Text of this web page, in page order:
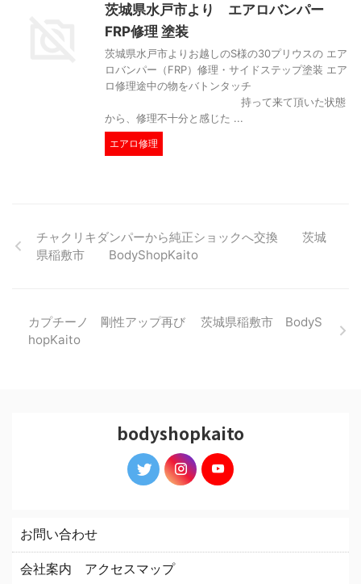
茨城県水戸市より エアロバンパー
FRP修理 塗装
茨城県水戸市よりお越しのS様の30プリウスの エア
ロバンパー（FRP）修理・サイドステップ塗装 エア
ロ修理途中の物をバトンタッチ
持って来て頂いた状態
から、修理不十分と感じた ...
エアロ修理
チャクリキダンパーから純正ショックへ交換 茨城
県稲敷市 BodyShopKaito
カプチーノ 剛性アップ再び 茨城県稲敷市 BodyS
hopKaito
bodyshopkaito
お問い合わせ
会社案内 アクセスマップ